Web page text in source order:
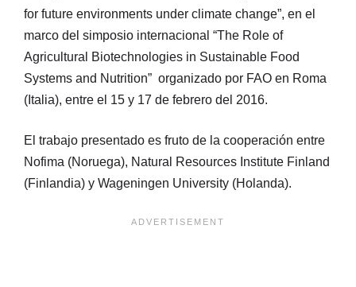
for future environments under climate change”, en el
marco del simposio internacional “The Role of
Agricultural Biotechnologies in Sustainable Food
Systems and Nutrition” organizado por FAO en Roma
(Italia), entre el 15 y 17 de febrero del 2016.
El trabajo presentado es fruto de la cooperación entre
Nofima (Noruega), Natural Resources Institute Finland
(Finlandia) y Wageningen University (Holanda).